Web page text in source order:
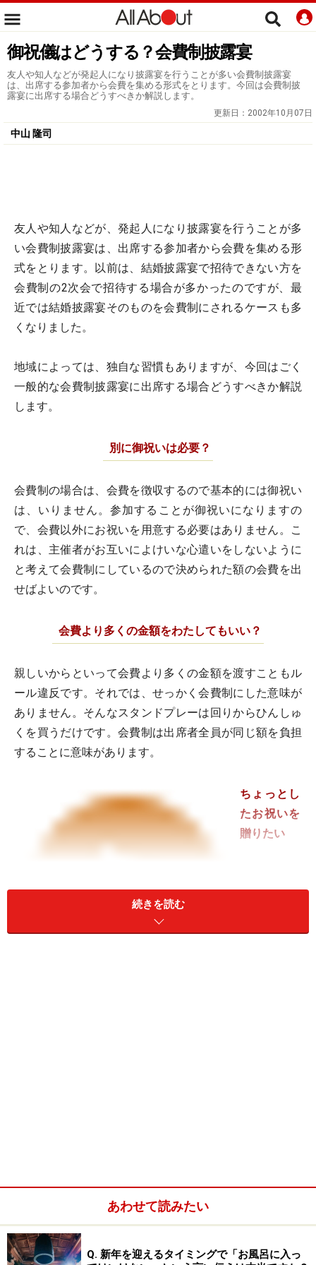
御祝儀はどうする？会費制披露宴
友人や知人などが発起人になり披露宴を行うことが多い会費制披露宴
は、出席する参加者から会費を集める形式をとります。今回は会費制披
露宴に出席する場合どうすべきか解説します。
更新日： 2002年10月07日
中山 隆司
友人や知人などが、発起人になり披露宴を行うことが多
い会費制披露宴は、出席する参加者から会費を集める形
式をとります。以前は、結婚披露宴で招待できない方を
会費制の2次会で招待する場合が多かったのですが、最
近では結婚披露宴そのものを会費制にされるケースも多
くなりました。
地域によっては、独自な習慣もありますが、今回はごく
一般的な会費制披露宴に出席する場合どうすべきか解説
します。
別に御祝いは必要？
会費制の場合は、会費を徴収するので基本的には御祝い
は、いりません。参加することが御祝いになりますの
で、会費以外にお祝いを用意する必要はありません。こ
れは、主催者がお互いによけいな心遣いをしないように
と考えて会費制にしているので決められた額の会費を出
せばよいのです。
会費より多くの金額をわたしてもいい？
親しいからといって会費より多くの金額を渡すこともル
ール違反です。それでは、せっかく会費制にした意味が
ありません。そんなスタンドプレーは回りからひんしゅ
くを買うだけです。会費制は出席者全員が同じ額を負担
することに意味があります。
ちょっとし
たお祝いを
贈りたい
※記事内容は執筆時点のものです。最新の内容をご確認くださ
い。
続きを読む
あわせて読みたい
Q. 新年を迎えるタイミングで「お風呂に入っ